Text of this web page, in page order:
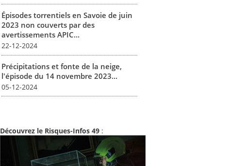
Épisodes torrentiels en Savoie de juin
2023 non couverts par des
avertissements APIC...
22-12-2024
Précipitations et fonte de la neige,
l'épisode du 14 novembre 2023...
05-12-2024
Découvrez le Risques-Infos 49 :